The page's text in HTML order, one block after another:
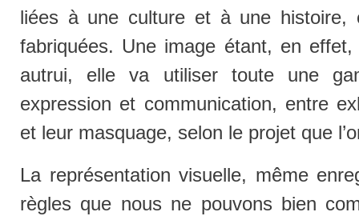
liées à une culture et à une histoire,
fabriquées. Une image étant, en
autrui, elle va utiliser toute une
expression et communication, entre
et leur masquage, selon le projet que
La représentation visuelle, même
règles que nous ne pouvons bien